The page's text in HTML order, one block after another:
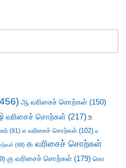
ஆ வரிசைச் சொற்கள் (150)
வரிசைச் சொற்கள் (217) உ
(91) எ வரிசைச் சொற்கள் (102) ஏ
(68) க வரிசைச் சொற்கள்
கு வரிசைச் சொற்கள் (179) கொ